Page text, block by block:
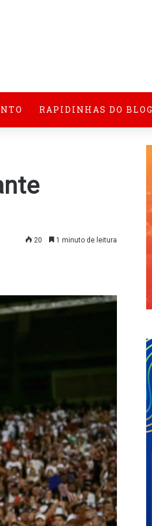
RAPIDINHAS DO BLOG
20 1 minuto de leitura